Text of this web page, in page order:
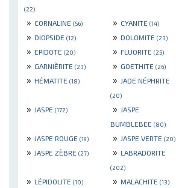
(22)
» CORNALINE (56) » CYANITE (14)
» DIOPSIDE (12) » DOLOMITE (23)
» EPIDOTE (20) » FLUORITE (25)
» GARNIÈRITE (23) » GOETHITE (26)
» HÉMATITE (18) » JADE NÉPHRITE
(20)
» JASPE (172) » JASPE
BUMBLEBEE (80)
» JASPE ROUGE (19) » JASPE VERTE (20)
» JASPE ZÈBRE (27) » LABRADORITE
(202)
» LÉPIDOLITE (10) » MALACHITE (13)